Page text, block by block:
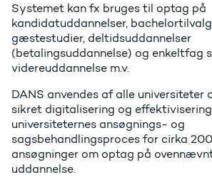
Systemet kan fx bruges til optag på
kandidatuddannelser,
gæstestudier, deltidsuddannelser
(betalingsuddannelse) og enkeltfag
videreuddannelse m.v.
DANS anvendes af alle universiteter
sikret digitalisering og
universiteternes ansøgnings- og
sagsbehandlingsproces for cirka
ansøgninger om optag på
uddannelse.